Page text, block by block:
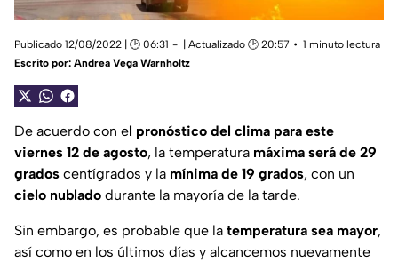
Publicado 12/08/2022 | 🕑 06:31 | Actualizado 🕑 20:57
1 minuto lectura
Escrito por: Andrea Vega Warnholtz
De acuerdo con el pronóstico del clima para este
viernes 12 de agosto, la temperatura máxima será de 29
grados centígrados y la mínima de 19 grados, con un
cielo nublado durante la mayoría de la tarde.
Sin embargo, es probable que la temperatura sea mayor,
así como en los últimos días y alcancemos nuevamente